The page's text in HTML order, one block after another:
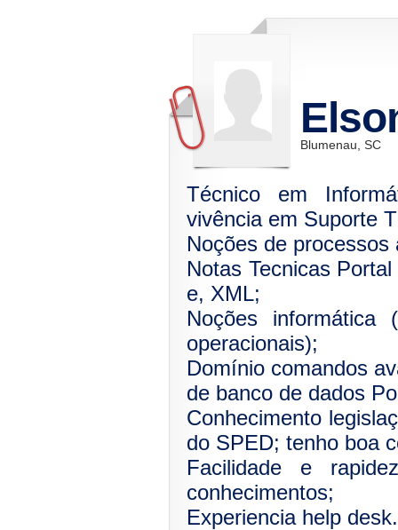
Blumenau, SC
Técnico em
vivência em Suporte
Noções de
Notas Tecnicas
e, XML;
Noções informática
operacionais);
Domínio comandos
de banco de dados
Conhecimento
do SPED; tenho boa
Facilidade e
conhecimentos;
Experiencia help desk.